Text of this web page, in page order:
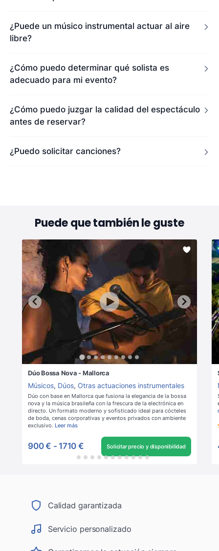
¿Puede un músico instrumental actuar al aire
libre?
¿Cómo puedo determinar qué solista es
adecuado para mi evento?
¿Cómo puedo juzgar la calidad del espectáculo
antes de reservar?
¿Puedo solicitar canciones?
Puede que también le guste
Dúo Bossa Nova - Mallorca
Músicos, Dúos, Otras actuaciones instrumentales
Dúo con base en Mallorca que fusiona la elegancia de la bossa
nova y la música brasileña con la frescura de la electrónica en
directo. Un formato moderno y sofisticado ideal para cócteles
de boda, cenas corporativas y eventos privados con ambiente
exclusivo. Leer más
900 € - 1710 € Solicitar precio y disponibilidad
Calidad garantizada
Servicio personalizado